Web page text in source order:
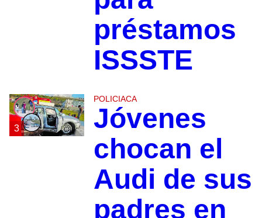
préstamos
ISSSTE
3
POLICIACA
Jóvenes
chocan el
Audi de sus
padres en